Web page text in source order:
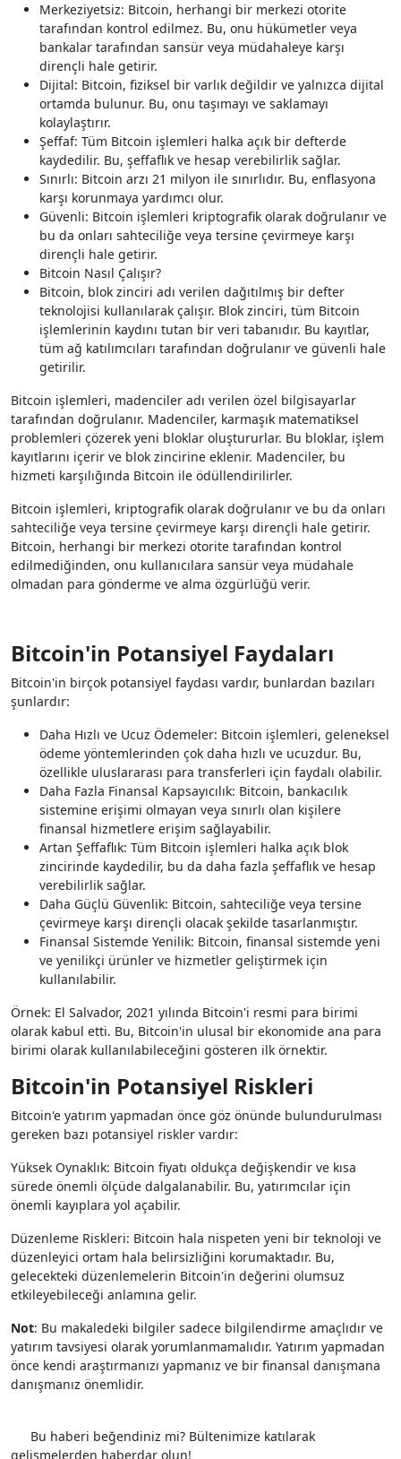
Merkeziyetsiz: Bitcoin, herhangi bir merkezi otorite
tarafından kontrol edilmez. Bu, onu hükümetler veya
bankalar tarafından sansür veya müdahaleye karşı
dirençli hale getirir.
Dijital: Bitcoin, fiziksel bir varlık değildir ve yalnızca dijital
ortamda bulunur. Bu, onu taşımayı ve saklamayı
kolaylaştırır.
Şeffaf: Tüm Bitcoin işlemleri halka açık bir defterde
kaydedilir. Bu, şeffaflık ve hesap verebilirlik sağlar.
Sınırlı: Bitcoin arzı 21 milyon ile sınırlıdır. Bu, enflasyona
karşı korunmaya yardımcı olur.
Güvenli: Bitcoin işlemleri kriptografik olarak doğrulanır ve
bu da onları sahteciliğe veya tersine çevirmeye karşı
dirençli hale getirir.
Bitcoin Nasıl Çalışır?
Bitcoin, blok zinciri adı verilen dağıtılmış bir defter
teknolojisi kullanılarak çalışır. Blok zinciri, tüm Bitcoin
işlemlerinin kaydını tutan bir veri tabanıdır. Bu kayıtlar,
tüm ağ katılımcıları tarafından doğrulanır ve güvenli hale
getirilir.
Bitcoin işlemleri, madenciler adı verilen özel bilgisayarlar
tarafından doğrulanır. Madenciler, karmaşık matematiksel
problemleri çözerek yeni bloklar oluştururlar. Bu bloklar, işlem
kayıtlarını içerir ve blok zincirine eklenir. Madenciler, bu
hizmeti karşılığında Bitcoin ile ödüllendirilirler.
Bitcoin işlemleri, kriptografik olarak doğrulanır ve bu da onları
sahteciliğe veya tersine çevirmeye karşı dirençli hale getirir.
Bitcoin, herhangi bir merkezi otorite tarafından kontrol
edilmediğinden, onu kullanıcılara sansür veya müdahale
olmadan para gönderme ve alma özgürlüğü verir.
Bitcoin'in Potansiyel Faydaları
Bitcoin'in birçok potansiyel faydası vardır, bunlardan bazıları
şunlardır:
Daha Hızlı ve Ucuz Ödemeler: Bitcoin işlemleri, geleneksel
ödeme yöntemlerinden çok daha hızlı ve ucuzdur. Bu,
özellikle uluslararası para transferleri için faydalı olabilir.
Daha Fazla Finansal Kapsayıcılık: Bitcoin, bankacılık
sistemine erişimi olmayan veya sınırlı olan kişilere
finansal hizmetlere erişim sağlayabilir.
Artan Şeffaflık: Tüm Bitcoin işlemleri halka açık blok
zincirinde kaydedilir, bu da daha fazla şeffaflık ve hesap
verebilirlik sağlar.
Daha Güçlü Güvenlik: Bitcoin, sahteciliğe veya tersine
çevirmeye karşı dirençli olacak şekilde tasarlanmıştır.
Finansal Sistemde Yenilik: Bitcoin, finansal sistemde yeni
ve yenilikçi ürünler ve hizmetler geliştirmek için
kullanılabilir.
Örnek: El Salvador, 2021 yılında Bitcoin'i resmi para birimi
olarak kabul etti. Bu, Bitcoin'in ulusal bir ekonomide ana para
birimi olarak kullanılabileceğini gösteren ilk örnektir.
Bitcoin'in Potansiyel Riskleri
Bitcoin'e yatırım yapmadan önce göz önünde bulundurulması
gereken bazı potansiyel riskler vardır:
Yüksek Oynaklık: Bitcoin fiyatı oldukça değişkendir ve kısa
sürede önemli ölçüde dalgalanabilir. Bu, yatırımcılar için
önemli kayıplara yol açabilir.
Düzenleme Riskleri: Bitcoin hala nispeten yeni bir teknoloji ve
düzenleyici ortam hala belirsizliğini korumaktadır. Bu,
gelecekteki düzenlemelerin Bitcoin'in değerini olumsuz
etkileyebileceği anlamına gelir.
Not: Bu makaledeki bilgiler sadece bilgilendirme amaçlıdır ve
yatırım tavsiyesi olarak yorumlanmamalıdır. Yatırım yapmadan
önce kendi araştırmanızı yapmanız ve bir finansal danışmana
danışmanız önemlidir.
Bu haberi beğendiniz mi? Bültenimize katılarak
gelişmelerden haberdar olun!